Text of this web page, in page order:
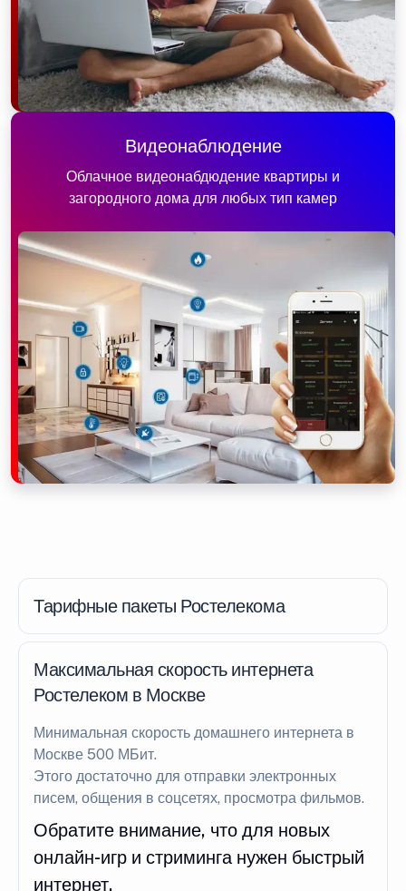
Видеонаблюдение
Облачное видеонабдюдение квартиры и
загородного дома для любых тип камер
Тарифные пакеты Ростелекома
Максимальная скорость интернета
Ростелеком в Москве
Минимальная скорость домашнего интернета в
Москве 500 МБит.
Этого достаточно для отправки электронных
писем, общения в соцсетях, просмотра фильмов.
Обратите внимание, что для новых
онлайн-игр и стриминга нужен быстрый
интернет.